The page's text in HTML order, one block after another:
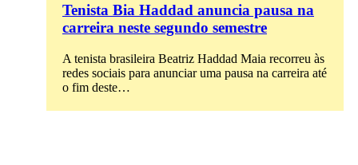
Tenista Bia Haddad anuncia pausa na
carreira neste segundo semestre
A tenista brasileira Beatriz Haddad Maia recorreu às
redes sociais para anunciar uma pausa na carreira até
o fim deste…